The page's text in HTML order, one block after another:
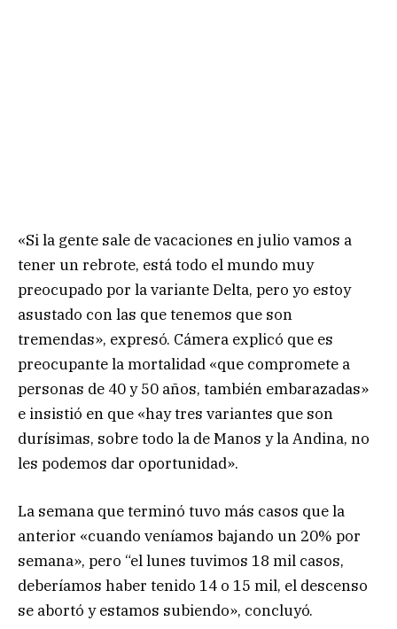
«Si la gente sale de vacaciones en julio vamos a
tener un rebrote, está todo el mundo muy
preocupado por la variante Delta, pero yo estoy
asustado con las que tenemos que son
tremendas», expresó. Cámera explicó que es
preocupante la mortalidad «que compromete a
personas de 40 y 50 años, también embarazadas»
e insistió en que «hay tres variantes que son
durísimas, sobre todo la de Manos y la Andina, no
les podemos dar oportunidad».
La semana que terminó tuvo más casos que la
anterior «cuando veníamos bajando un 20% por
semana», pero “el lunes tuvimos 18 mil casos,
deberíamos haber tenido 14 o 15 mil, el descenso
se abortó y estamos subiendo», concluyó.